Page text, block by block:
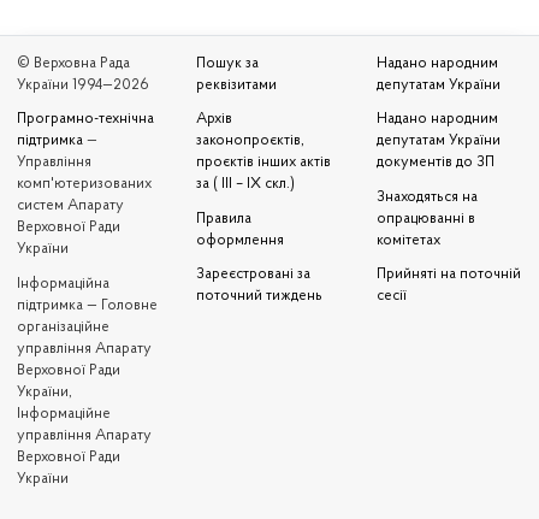
© Верховна Рада
України 1994—2026
Програмно-технічна
підтримка —
Управління
комп'ютеризованих
систем Апарату
Верховної Ради
України
Iнформаційна
підтримка — Головне
організаційне
управління Апарату
Верховної Ради
України,
Інформаційне
управління Апарату
Верховної Ради
України
Пошук за
реквізитами
Архів
законопроєктів,
проєктів інших актів
за ( III – IX скл.)
Правила
оформлення
Зареєстровані за
поточний тиждень
Надано народним
депутатам України
Надано народним
депутатам України
документів до ЗП
Знаходяться на
опрацюванні в
комітетах
Прийняті на поточній
сесії